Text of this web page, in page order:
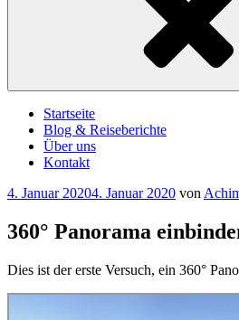
Startseite
Blog & Reiseberichte
Über uns
Kontakt
Veröffentlicht
4. Januar 20204. Januar 2020 von
360° Panorama
Dies ist der erste Versuch, ein 360°